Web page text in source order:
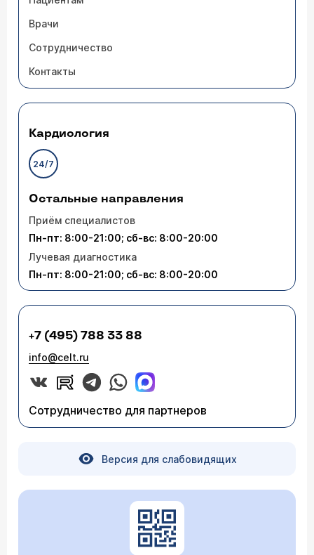
Врачи
Сотрудничество
Контакты
Кардиология
24/7
Остальные направления
Приём специалистов
Пн-пт: 8:00-21:00; сб-вс: 8:00-20:00
Лучевая диагностика
Пн-пт: 8:00-21:00; сб-вс: 8:00-20:00
+7 (495) 788 33 88
info@celt.ru
Сотрудничество для партнеров
Версия для слабовидящих